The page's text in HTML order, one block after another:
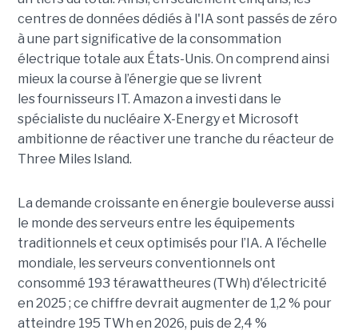
centres de données dédiés à l'IA sont passés de zéro
à une part significative de la consommation
électrique totale aux États-Unis. On comprend ainsi
mieux la course à l’énergie que se livrent
les fournisseurs IT. Amazon a investi dans le
spécialiste du nucléaire X-Energy et Microsoft
ambitionne de réactiver une tranche du réacteur de
Three Miles Island.
La demande croissante en énergie bouleverse aussi
le monde des serveurs entre les équipements
traditionnels et ceux optimisés pour l’IA. A l’échelle
mondiale, les serveurs conventionnels ont
consommé 193 térawattheures (TWh) d'électricité
en 2025 ; ce chiffre devrait augmenter de 1,2 % pour
atteindre 195 TWh en 2026, puis de 2,4 %